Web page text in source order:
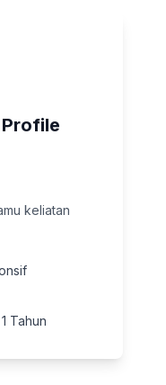
keliatan
Tahun